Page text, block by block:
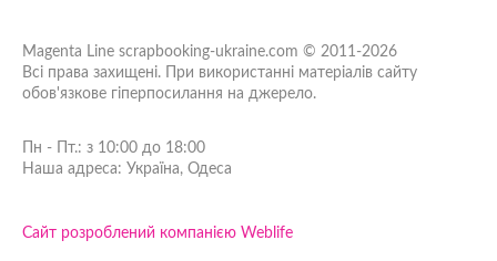
Magenta Line scrapbooking-ukraine.com © 2011-2026
Всі права захищені. При використанні матеріалів сайту
обов'язкове гіперпосилання на джерело.
Пн - Пт.: з 10:00 до 18:00
Наша адреса: Україна, Одеса
Сайт розроблений компанією Weblife